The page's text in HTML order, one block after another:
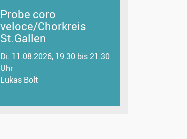
Probe coro
veloce/Chorkreis
St.Gallen
Di. 11.08.2026, 19.30 bis 21.30
Uhr
Lukas Bolt